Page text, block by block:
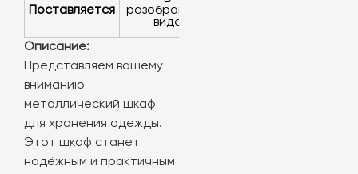
Поставляется
разобранном
виде
Описание:
Представляем вашему
вниманию
металлический шкаф
для хранения одежды.
Этот шкаф станет
надёжным и практичным